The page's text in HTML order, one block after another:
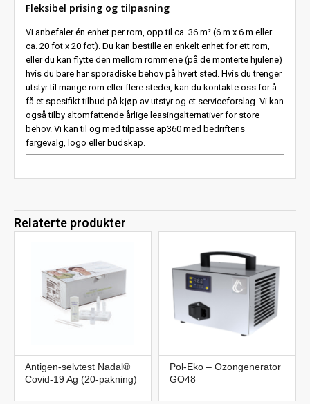
Fleksibel prising og tilpasning
Vi anbefaler én enhet per rom, opp til ca. 36 m² (6 m x 6 m eller
ca. 20 fot x 20 fot). Du kan bestille en enkelt enhet for ett rom,
eller du kan flytte den mellom rommene (på de monterte hjulene)
hvis du bare har sporadiske behov på hvert sted. Hvis du trenger
utstyr til mange rom eller flere steder, kan du kontakte oss for å
få et spesifikt tilbud på kjøp av utstyr og et serviceforslag. Vi kan
også tilby altomfattende årlige leasingalternativer for store
behov. Vi kan til og med tilpasse ap360 med bedriftens
fargevalg, logo eller budskap.
Relaterte produkter
Antigen-selvtest Nadal®
Covid-19 Ag (20-pakning)
Pol-Eko – Ozongenerator
GO48